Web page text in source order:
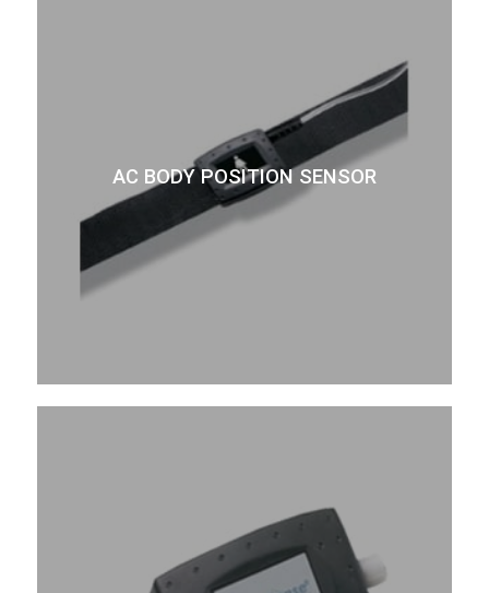
AC BODY POSITION SENSOR